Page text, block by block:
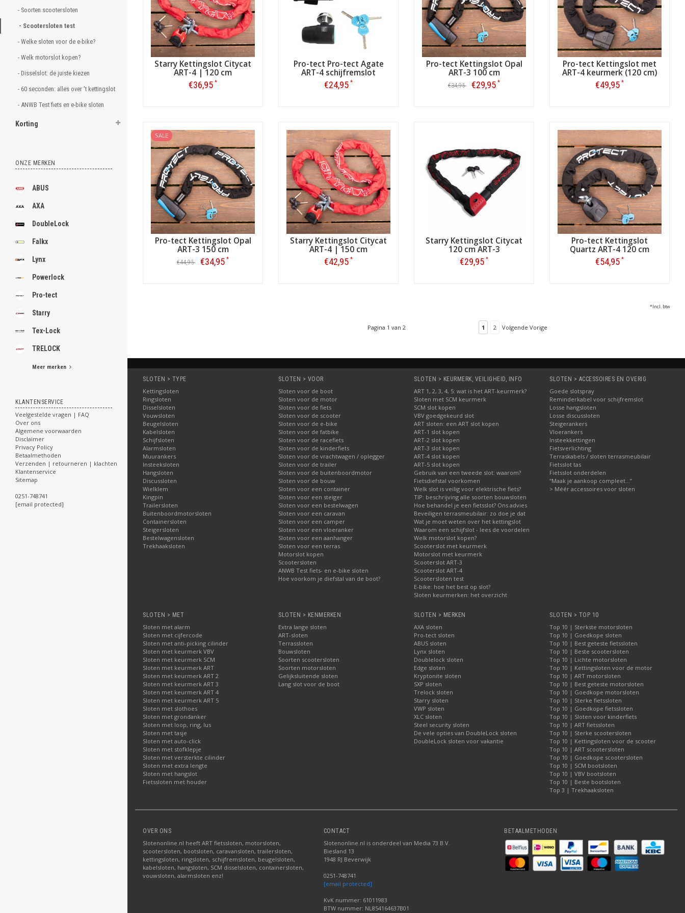
- Soorten scootersloten
- Scootersloten test
- Welke sloten voor de e-bike?
- Welk motorslot kopen?
- Disselslot: de juiste kiezen
- 60 seconden: alles over 't kettingslot
- ANWB Test fiets en e-bike sloten
Korting
ONZE MERKEN
ABUS
AXA
DoubleLock
Falkx
Lynx
Powerlock
Pro-tect
Starry
Tex-Lock
TRELOCK
Meer merken
KLANTENSERVICE
Veelgestelde vragen | FAQ
Over ons
Algemene voorwaarden
Disclaimer
Privacy Policy
Betaalmethoden
Verzenden | retourneren | klachten
Klantenservice
Sitemap
0251-748741
[email protected]
Starry Kettingslot Citycat
ART-4 | 120 cm
€36,95 *
Pro-tect Pro-tect Agate
ART-4 schijfremslot
€24,95 *
Pro-tect Kettingslot Opal
ART-3 100 cm
€34,95 €29,95 *
Pro-tect Kettingslot met
ART-4 keurmerk (120 cm)
€49,95 *
SALE
Pro-tect Kettingslot Opal
ART-3 150 cm
€44,95 €34,95 *
Starry Kettingslot Citycat
ART-4 | 150 cm
€42,95 *
Starry Kettingslot Citycat
120 cm ART-3
€29,95 *
Pro-tect Kettingslot
Quartz ART-4 120 cm
€54,95 *
*Incl. btw
Pagina 1 van 2 1 2 Volgende Vorige
SLOTEN > TYPE
Kettingsloten
Ringsloten
Disselsloten
Vouwsloten
Beugelsloten
Kabelsloten
Schijfsloten
Alarmsloten
Muurankers
Insteeksloten
Hangsloten
Discussloten
Wielklem
Kingpin
Trailersloten
Buitenboordmotorsloten
Containersloten
Steigersloten
Bestelwagensloten
Trekhaaksloten
SLOTEN > VOOR
Sloten voor de boot
Sloten voor de motor
Sloten voor de fiets
Sloten voor de scooter
Sloten voor de e-bike
Sloten voor de fatbike
Sloten voor de racefiets
Sloten voor de kinderfiets
Sloten voor de vrachtwagen / oplegger
Sloten voor de trailer
Sloten voor de buitenboordmotor
Sloten voor de bouw
Sloten voor een container
Sloten voor een steiger
Sloten voor een bestelwagen
Sloten voor een caravan
Sloten voor een camper
Sloten voor een vloeranker
Sloten voor een aanhanger
Sloten voor een terras
Motorslot kopen
Scootersloten
ANWB Test fiets- en e-bike sloten
Hoe voorkom je diefstal van de boot?
SLOTEN > KEURMERK, VEILIGHEID, INFO
ART 1, 2, 3, 4, 5: wat is het ART-keurmerk?
Sloten met SCM keurmerk
SCM slot kopen
VBV goedgekeurd slot
ART sloten: een ART slot kopen
ART-1 slot kopen
ART-2 slot kopen
ART-3 slot kopen
ART-4 slot kopen
ART-5 slot kopen
Gebruik van een tweede slot: waarom?
Fietsdiefstal voorkomen
Welk slot is veilig voor elektrische fiets?
TIP: beschrijving alle soorten bouwsloten
Hoe behandel je een fietsslot? Ons advies
Beveiligen terrasmeubilair: zo doe je dat
Wat je moet weten over het kettingslot
Waarom een schijfslot - lees de voordelen
Welk motorslot kopen?
Scooterslot met keurmerk
Motorslot met keurmerk
Scooterslot ART-3
Scooterslot ART-4
Scootersloten test
E-bike: hoe het best op slot?
Sloten keurmerken: het overzicht
SLOTEN > ACCESSOIRES EN OVERIG
Goede slotspray
Reminderkabel voor schijfremslot
Losse hangsloten
Losse discussloten
Steigerankers
Vloerankers
Insteekkettingen
Fietsverlichting
Terraskabels / sloten terrasmeubilair
Fietsslot tas
Fietsslot onderdelen
“Maak je aankoop compleet…”
> Méér accessoires voor sloten
SLOTEN > MET
Sloten met alarm
Sloten met cijfercode
Sloten met anti-picking cilinder
Sloten met keurmerk VBV
Sloten met keurmerk SCM
Sloten met keurmerk ART
Sloten met keurmerk ART 2
Sloten met keurmerk ART 3
Sloten met keurmerk ART 4
Sloten met keurmerk ART 5
Sloten met slothoes
Sloten met grondanker
Sloten met loop, ring, lus
Sloten met tasje
Sloten met auto-click
Sloten met stofklepje
Sloten met versterkte cilinder
Sloten met extra lengte
Sloten met hangslot
Fietssloten met houder
SLOTEN > KENMERKEN
Extra lange sloten
ART-sloten
Terrassloten
Bouwsloten
Soorten scootersloten
Soorten motorsloten
Gelijksluitende sloten
Lang slot voor de boot
SLOTEN > MERKEN
AXA sloten
Pro-tect sloten
ABUS sloten
Lynx sloten
Doublelock sloten
Edge sloten
Kryptonite sloten
SXP sloten
Trelock sloten
Starry sloten
VWP sloten
XLC sloten
Steel security sloten
De vele opties van DoubleLock sloten
DoubleLock sloten voor vakantie
SLOTEN > TOP 10
Top 10 | Sterkste motorsloten
Top 10 | Goedkope sloten
Top 10 | Best geteste fietssloten
Top 10 | Beste scootersloten
Top 10 | Lichte motorsloten
Top 10 | Kettingsloten voor de motor
Top 10 | ART motorsloten
Top 10 | Best geteste motorsloten
Top 10 | Goedkope motorsloten
Top 10 | Sterke fietssloten
Top 10 | Goedkope fietssloten
Top 10 | Sloten voor kinderfiets
Top 10 | ART fietssloten
Top 10 | Sterke scootersloten
Top 10 | Kettingsloten voor de scooter
Top 10 | ART scootersloten
Top 10 | Goedkope scootersloten
Top 10 | SCM bootsloten
Top 10 | VBV bootsloten
Top 10 | Beste bootsloten
Top 3 | Trekhaaksloten
OVER ONS
Slotenonline.nl heeft ART fietssloten, motorsloten,
scootersloten, bootsloten, caravansloten, trailersloten,
kettingsloten, ringsloten, schijfremsloten, beugelsloten,
kabelsloten, hangsloten, SCM disselsloten, containersloten,
vouwsloten, alarmsloten enz!
CONTACT
Slotenonline.nl is onderdeel van Media 73 B.V.
Biesland 13
1948 RJ Beverwijk
0251-748741
[email protected]
KvK nummer: 61011983
BTW nummer: NL854164637B01
BETAALMETHODEN